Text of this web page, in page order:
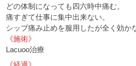
どの体制になっても四六時中痛む。
痛すぎて仕事に集中出来ない。
シップ痛み止めを服用したが全く効か
《施術》
Lacuoo治療
《経過》